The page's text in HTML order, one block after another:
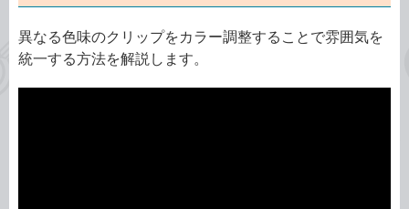
異なる色味のクリップをカラー調整することで雰囲気を
統一する方法を解説します。